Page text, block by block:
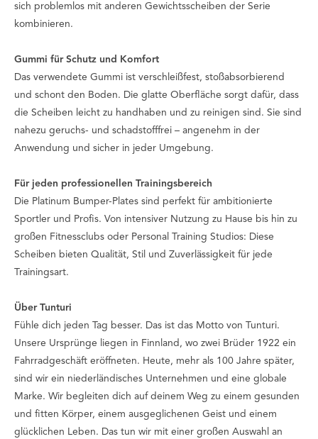
sich problemlos mit anderen Gewichtsscheiben der Serie
kombinieren.
Gummi für Schutz und Komfort
Das verwendete Gummi ist verschleißfest, stoßabsorbierend
und schont den Boden. Die glatte Oberfläche sorgt dafür, dass
die Scheiben leicht zu handhaben und zu reinigen sind. Sie sind
nahezu geruchs- und schadstofffrei – angenehm in der
Anwendung und sicher in jeder Umgebung.
Für jeden professionellen Trainingsbereich
Die Platinum Bumper-Plates sind perfekt für ambitionierte
Sportler und Profis. Von intensiver Nutzung zu Hause bis hin zu
großen Fitnessclubs oder Personal Training Studios: Diese
Scheiben bieten Qualität, Stil und Zuverlässigkeit für jede
Trainingsart.
Über Tunturi
Fühle dich jeden Tag besser. Das ist das Motto von Tunturi.
Unsere Ursprünge liegen in Finnland, wo zwei Brüder 1922 ein
Fahrradgeschäft eröffneten. Heute, mehr als 100 Jahre später,
sind wir ein niederländisches Unternehmen und eine globale
Marke. Wir begleiten dich auf deinem Weg zu einem gesunden
und fitten Körper, einem ausgeglichenen Geist und einem
glücklichen Leben. Das tun wir mit einer großen Auswahl an